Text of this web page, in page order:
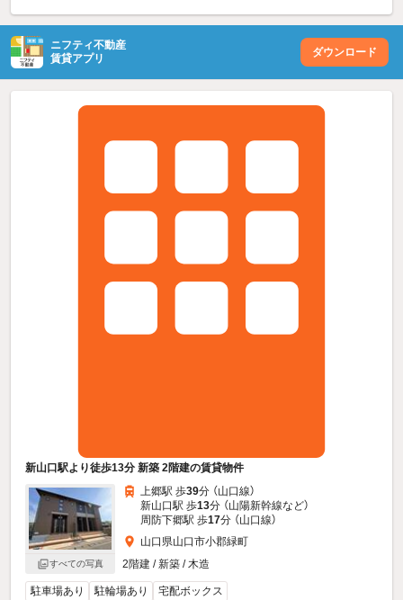
ニフティ不動産
賃貸アプリ
ダウンロード
新山口駅より徒歩13分 新築 2階建の賃貸物件
すべての写真
上郷駅 歩39分 （山口線）
新山口駅 歩13分 （山陽新幹線など）
周防下郷駅 歩17分 （山口線）
山口県山口市小郡緑町
2階建 / 新築 / 木造
駐車場あり 駐輪場あり 宅配ボックス